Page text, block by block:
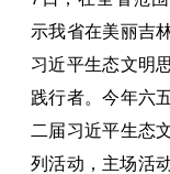
示我省在美丽吉
习近平生态文明
践行者。今年六
二届习近平生态
列活动，主场活